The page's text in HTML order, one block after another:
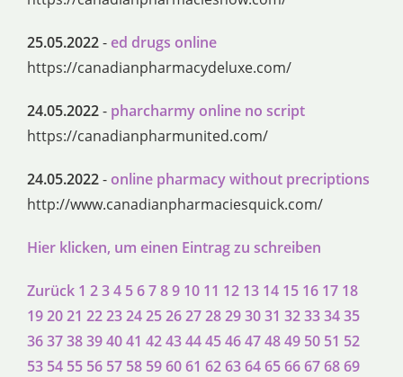
25.05.2022-ed drugs online
https://canadianpharmacydeluxe.com/
24.05.2022- pharcharmy online no script
https://canadianpharmunited.com/
24.05.2022-online pharmacy without precriptions
http://www.canadianpharmaciesquick.com/
Hier klicken, um einen Eintrag zu schreiben
Zurück 1 234 56789 10 11 12 13 14 15 16 17 18
192021 22232425262728293031 32333435
363738394041 4243444546474849 50 51 52
53 54 55 56 57 58 596061 6263646566676869